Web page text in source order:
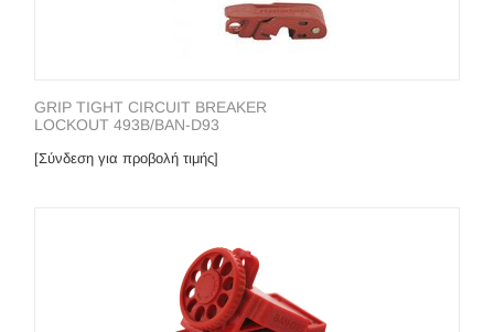
GRIP TIGHT CIRCUIT BREAKER
LOCKOUT 493B/BAN-D93
[Σύνδεση για προβολή τιμής]